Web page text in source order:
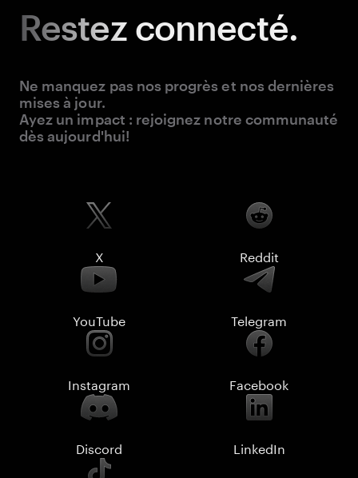
Restezconnecté.
Ne manquez pas nos progrès et nos dernières
mises à jour.
Ayez un impact : rejoignez notre communauté
dès aujourd'hui!
X Reddit
YouTube Telegram
Instagram Facebook
Discord LinkedIn